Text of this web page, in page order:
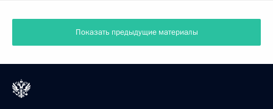
Показать предыдущие материалы